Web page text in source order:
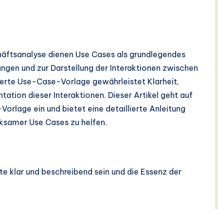
dienen Use Cases als grundlegendes
und zur Darstellung der Interaktionen zwischen
Use-Case-Vorlage gewährleistet Klarheit,
dieser Interaktionen. Dieser Artikel geht auf
ein und bietet eine detaillierte Anleitung
Use Cases zu helfen.
klar und beschreibend sein und die Essenz der